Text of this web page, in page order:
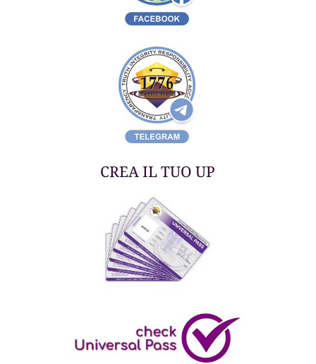
CREA IL TUO UP